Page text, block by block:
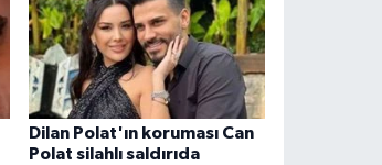
Dilan Polat'ın koruması Can
Polat silahlı saldırıda